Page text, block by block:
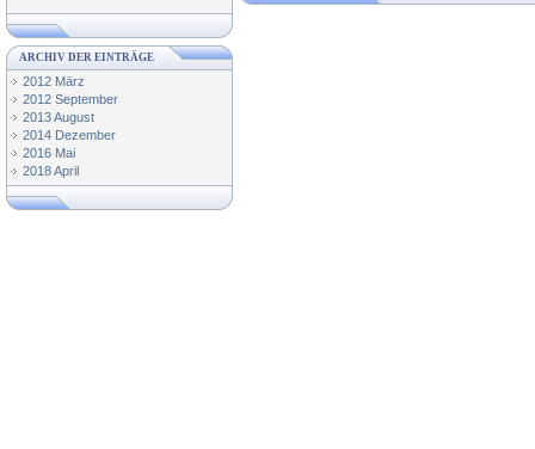
ARCHIV DER EINTRÄGE
2012 März
2012 September
2013 August
2014 Dezember
2016 Mai
2018 April